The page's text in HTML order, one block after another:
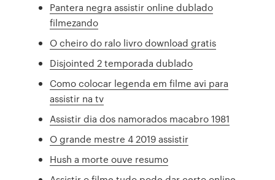
Pantera negra assistir online dublado
filmezando
O cheiro do ralo livro download gratis
Disjointed 2 temporada dublado
Como colocar legenda em filme avi para
assistir na tv
Assistir dia dos namorados macabro 1981
O grande mestre 4 2019 assistir
Hush a morte ouve resumo